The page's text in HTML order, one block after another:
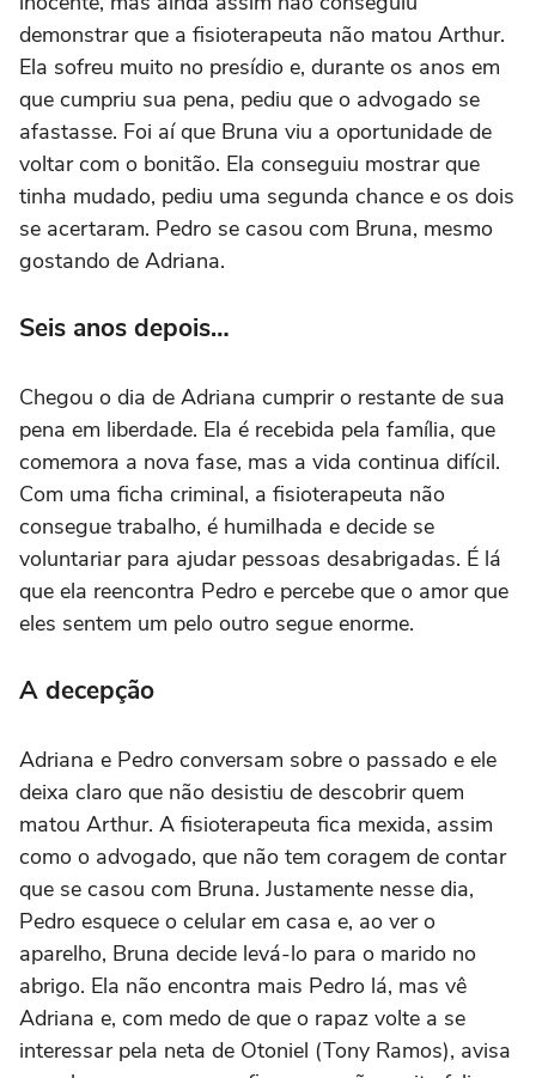
demonstrar que a fisioterapeuta não matou Arthur.
Ela sofreu muito no presídio e, durante os anos em
que cumpriu sua pena, pediu que o advogado se
afastasse. Foi aí que Bruna viu a oportunidade de
voltar com o bonitão. Ela conseguiu mostrar que
tinha mudado, pediu uma segunda chance e os dois
se acertaram. Pedro se casou com Bruna, mesmo
gostando de Adriana.
Seis anos depois…
Chegou o dia de Adriana cumprir o restante de sua
pena em liberdade. Ela é recebida pela família, que
comemora a nova fase, mas a vida continua difícil.
Com uma ficha criminal, a fisioterapeuta não
consegue trabalho, é humilhada e decide se
voluntariar para ajudar pessoas desabrigadas. É lá
que ela reencontra Pedro e percebe que o amor que
eles sentem um pelo outro segue enorme.
A decepção
Adriana e Pedro conversam sobre o passado e ele
deixa claro que não desistiu de descobrir quem
matou Arthur. A fisioterapeuta fica mexida, assim
como o advogado, que não tem coragem de contar
que se casou com Bruna. Justamente nesse dia,
Pedro esquece o celular em casa e, ao ver o
aparelho, Bruna decide levá-lo para o marido no
abrigo. Ela não encontra mais Pedro lá, mas vê
Adriana e, com medo de que o rapaz volte a se
interessar pela neta de Otoniel (Tony Ramos), avisa